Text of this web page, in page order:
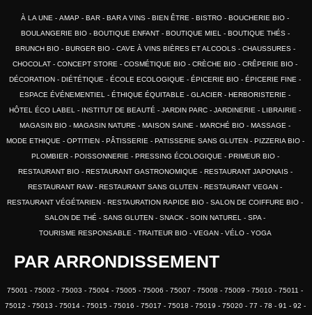
À LA UNE AMAP BAR BAR A VINS BIEN ÊTRE BISTRO
BOUCHERIE BIO
BOULANGERIE BIO
BOUTIQUE ENFANT BOUTIQUE MIEL
BOUTIQUE THÉS
BRUNCH BIO
BURGER BIO CAVE À VINS BIÈRES ET ALCOOLS
CHAUSSURES
CHOCOLAT
CONCEPT STORE COSMÉTIQUE BIO CRÈCHE BIO
CRÊPERIE BIO
DÉCORATION
DIÉTÉTIQUE ÉCOLE ECOLOGIQUE ÉPICERIE BIO
ÉPICERIE FINE
ESPACE ÉVÉNEMENTIEL
ÉTHIQUE ÉQUITABLE GLACIER
HERBORISTERIE
HÔTEL ÉCO LABEL
INSTITUT DE BEAUTÉ JARDIN PARC JARDINERIE
LIBRAIRIE
MAGASIN BIO
MAGASIN NATURE MAISON SAINE MARCHÉ BIO
MASSAGE
MODE ETHIQUE
OPTITIEN PÂTISSERIE PATISSERIE SANS GLUTEN
PIZZERIA BIO
PLOMBIER
POISSONNERIE PRESSING ÉCOLOGIQUE
PRIMEUR BIO
RESTAURANT BIO
RESTAURANT GASTRONOMIQUE
RESTAURANT JAPONAIS
RESTAURANT RAW
RESTAURANT SANS GLUTEN
RESTAURANT VEGAN
RESTAURANT VÉGÉTARIEN
RESTAURATION RAPIDE BIO
SALON DE COIFFURE BIO
SALON DE THÉ
SANS GLUTEN SNACK SOIN NATUREL
SPA
TOURISME RESPONSABLE
TRAITEUR BIO VEGAN VÉLO YOGA
PAR ARRONDISSEMENT
75001 75002 75003 75004 75005 75006 75007 75008 75009 75010
75011
75012
75013 75014 75015 75016 75017 75018 75019 75020 77 78 91 92